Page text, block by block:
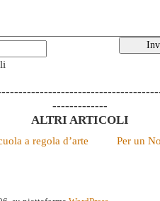
-------------
ALTRI ARTICOLI
a regola d’arte Per un